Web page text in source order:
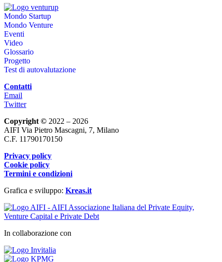
Mondo Startup
Mondo Venture
Eventi
Video
Glossario
Progetto
Test di autovalutazione
Contatti
Email
Twitter
Copyright © 2022 – 2026
AIFI Via Pietro Mascagni, 7, Milano
C.F. 11790170150
Privacy policy
Cookie policy
Termini e condizioni
Grafica e sviluppo: Kreas.it
In collaborazione con